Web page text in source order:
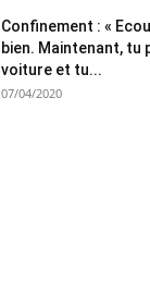
Confinement : «
bien. Maintenant, tu
voiture et tu...
07/04/2020